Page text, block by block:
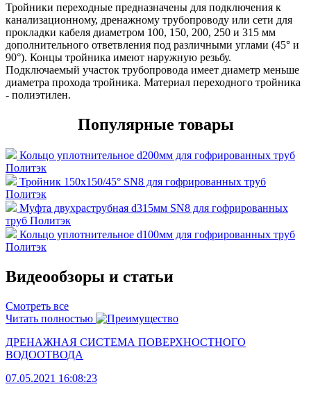
Тройники переходные предназначены для подключения к
канализационному, дренажному трубопроводу или сети для
прокладки кабеля диаметром 100, 150, 200, 250 и 315 мм
дополнительного ответвления под различными углами (45° и
90°). Концы тройника имеют наружную резьбу.
Подключаемый участок трубопровода имеет диаметр меньше
диаметра прохода тройника. Материал переходного тройника
- полиэтилен.
Популярные товары
Кольцо уплотнительное d200мм для гофрированных труб
Политэк
Тройник 150х150/45° SN8 для гофрированных труб
Политэк
Муфта двухраструбная d315мм SN8 для гофрированных
труб Политэк
Кольцо уплотнительное d100мм для гофрированных труб
Политэк
Видеообзоры и статьи
Смотреть все
Читать полностью
ДРЕНАЖНАЯ СИСТЕМА ПОВЕРХНОСТНОГО
ВОДООТВОДА
07.05.2021 16:08:23